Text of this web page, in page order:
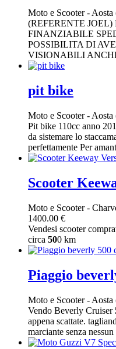
Moto e Scooter- Aosta
(REFERENTE
FINANZIABILE
POSSIBILITA DI
VISIONABILI
pit bike
Moto e Scooter- Aosta
Pit bike 110cc anno
da sistemare lo
perfettamente Per
Scooter
Moto e Scooter-
1400.00 €
Vendesi scooter
circa 500 km
Piaggio
Moto e Scooter- Aosta
Vendo Beverly Cruiser
appena scattate.
marciante senza